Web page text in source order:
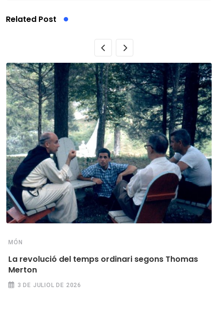
Related Post
MÓN
La revolució del temps ordinari segons Thomas
Merton
3 DE JULIOL DE 2026